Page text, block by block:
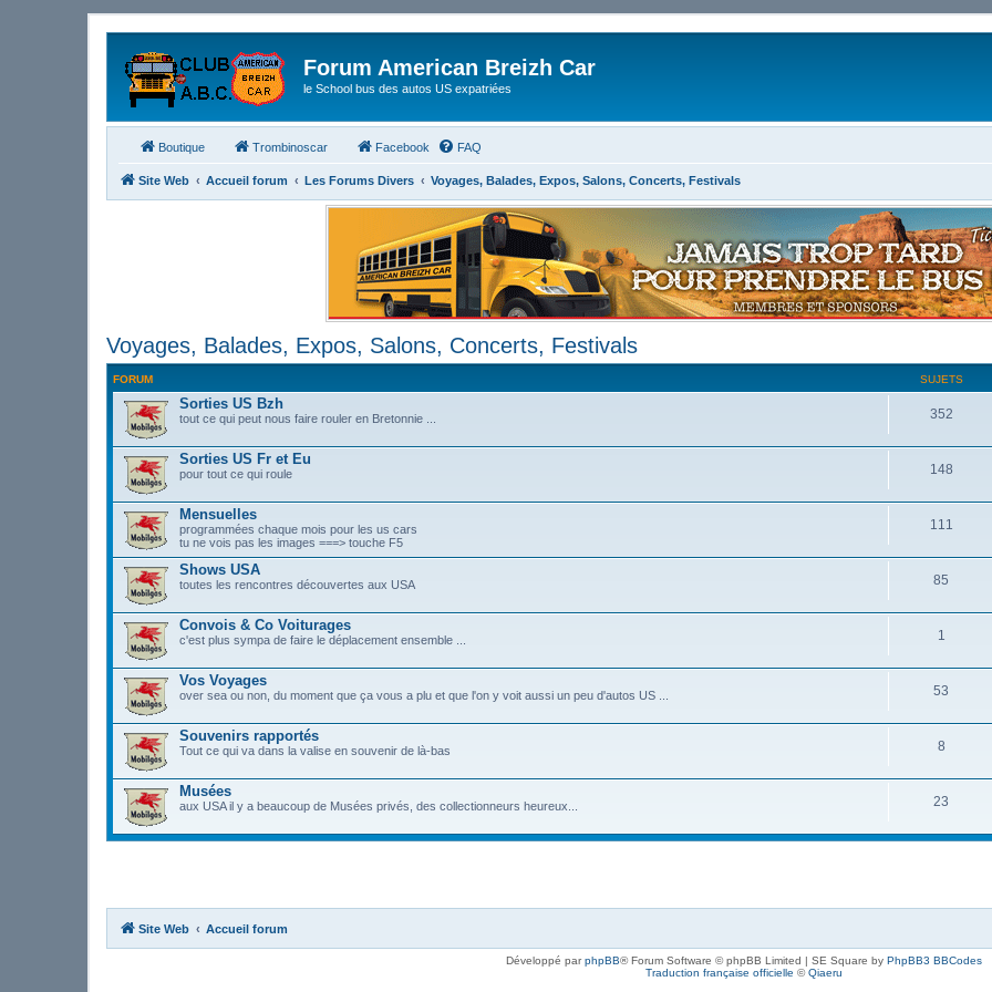
Forum American Breizh Car
le School bus des autos US expatriées
Boutique Trombinoscar Facebook FAQ
Site Web Accueil forum Les Forums Divers Voyages, Balades, Expos, Salons, Concerts, Festivals
Voyages, Balades, Expos, Salons, Concerts, Festivals
FORUM SUJETS
Sorties US Bzh
tout ce qui peut nous faire rouler en Bretonnie ... 352
Sorties US Fr et Eu
pour tout ce qui roule 148
Mensuelles
programmées chaque mois pour les us cars
tu ne vois pas les images ===> touche F5
111
Shows USA
toutes les rencontres découvertes aux USA 85
Convois & Co Voiturages
c'est plus sympa de faire le déplacement ensemble ... 1
Vos Voyages
over sea ou non, du moment que ça vous a plu et que l'on y voit aussi un peu d'autos US ... 53
Souvenirs rapportés
Tout ce qui va dans la valise en souvenir de là-bas 8
Musées
aux USA il y a beaucoup de Musées privés, des collectionneurs heureux... 23
Site Web Accueil forum
Développé parphpBB® Forum Software © phpBB Limited | SE Square by PhpBB3 BBCodes
Traduction française officielle ©Qiaeru